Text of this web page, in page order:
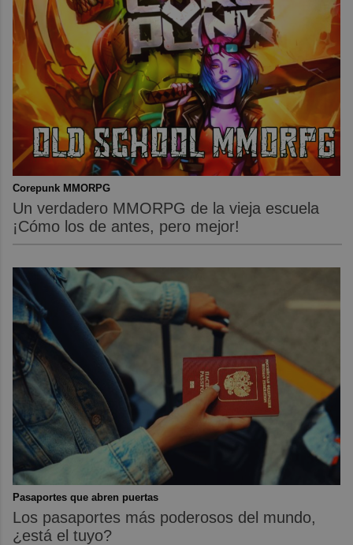
Corepunk MMORPG
Un verdadero MMORPG de la vieja escuela
¡Cómo los de antes, pero mejor!
Pasaportes que abren puertas
Los pasaportes más poderosos del mundo,
¿está el tuyo?